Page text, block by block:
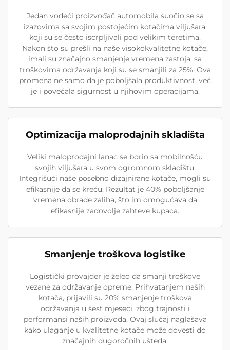
Jedan vodeći proizvođač automobila suočio se sa
izazovima sa svojim postojećim kotačima viljušara,
koji su se često iscrpljivali pod velikim teretima.
Nakon što su prešli na naše visokokvalitetne kotače,
imali su značajno smanjenje vremena zastoja, sa
troškovima održavanja koji su se smanjili za 25%. Ova
promena ne samo da je poboljšala produktivnost, već
je i povećala sigurnost u njihovim operacijama.
Optimizacija maloprodajnih skladišta
Veliki maloprodajni lanac se borio sa mobilnošću
svojih viljušara u svom ogromnom skladištu.
Integrišući naše posebno dizajnirane kotače, mogli su
efikasnije da se kreću. Rezultat je 40% poboljšanje
vremena obrade zaliha, što im omogućava da
efikasnije zadovolje zahteve kupaca.
Smanjenje troškova logistike
Logistički provajder je želeo da smanji troškove
vezane za održavanje opreme. Prihvatanjem naših
kotača, prijavili su 20% smanjenje troškova
održavanja u šest mjeseci, zbog trajnosti i
performansi naših proizvoda. Ovaj slučaj naglašava
kako ulaganje u kvalitetne kotače može dovesti do
značajnih dugoročnih ušteda.